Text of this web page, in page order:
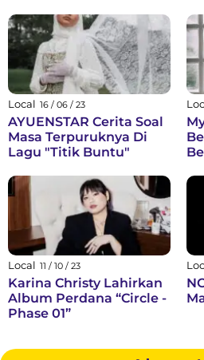
dan Raga
Local 16 / 06 / 23
AYUENSTAR Cerita Soal
Masa Terpuruknya Di
Lagu "Titik Buntu"
Local 11 / 10 / 23
Karina Christy Lahirkan
Album Perdana “Circle -
Phase 01”